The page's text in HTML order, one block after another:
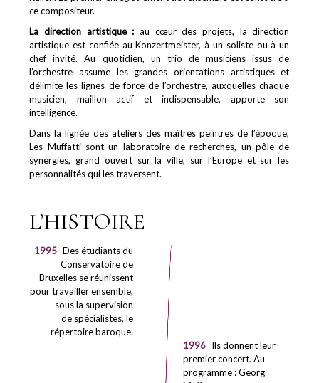
ce compositeur.
La direction artistique : au cœur des projets, la direction
artistique est confiée au Konzertmeister, à un soliste ou à un
chef invité. Au quotidien, un trio de musiciens issus de
l’orchestre assume les grandes orientations artistiques et
délimite les lignes de force de l’orchestre, auxquelles chaque
musicien, maillon actif et indispensable, apporte son
intelligence.
Dans la lignée des ateliers des maîtres peintres de l’époque,
Les Muffatti sont un laboratoire de recherches, un pôle de
synergies, grand ouvert sur la ville, sur l’Europe et sur les
personnalités qui les traversent.
L’HISTOIRE
1995 Des étudiants du
Conservatoire de
Bruxelles se réunissent
pour travailler ensemble,
sous la supervision
de spécialistes, le
répertoire baroque.
1996 Ils donnent leur
premier concert. Au
programme : Georg